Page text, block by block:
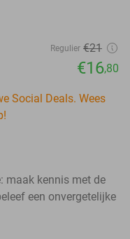
Regulier €21
€16,80
Social Deals. Wees
maak kennis met de
een onvergetelijke